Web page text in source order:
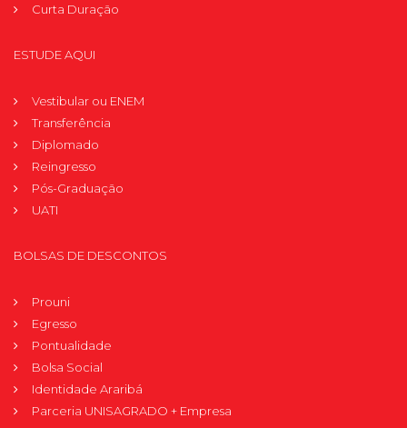
Curta Duração
ESTUDE AQUI
Vestibular ou ENEM
Transferência
Diplomado
Reingresso
Pós-Graduação
UATI
BOLSAS DE DESCONTOS
Prouni
Egresso
Pontualidade
Bolsa Social
Identidade Araribá
Parceria UNISAGRADO + Empresa